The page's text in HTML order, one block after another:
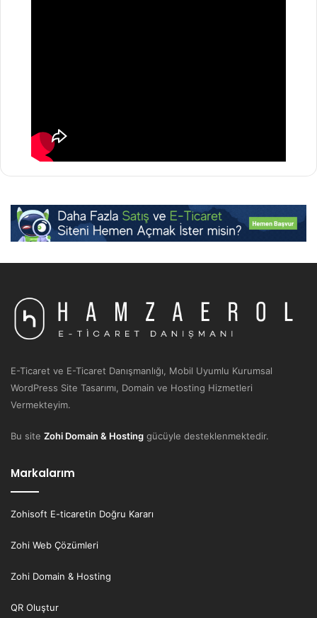
E-Ticaret ve E-Ticaret Danışmanlığı, Mobil Uyumlu Kurumsal
WordPress Site Tasarımı, Domain ve Hosting Hizmetleri
Vermekteyim.
Bu site Zohi Domain & Hosting gücüyle desteklenmektedir.
Markalarım
Zohisoft E-ticaretin Doğru Kararı
Zohi Web Çözümleri
Zohi Domain & Hosting
QR Oluştur